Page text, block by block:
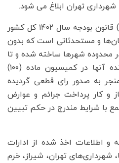
تهران ابلاغ می شود.
براساس این گزارش، بند (ت) قانون بودجه سال ۱۴۰۲ کل کشور
و مستحدثاتی است که بدون
در محدوده شهرها ساخته شده و تا
قبل از پایان سال ۱۴۰۰ پرونده آنها در کمیسیون ماده (۱۰۰)
به صدور رای قطعی گردیده
و کار پرداخت جرائم و عوارض
با شرایط مندرج در حکم تبیین
و اطلاعات اخذ شده از ادارات
تهران، شیراز، خرم